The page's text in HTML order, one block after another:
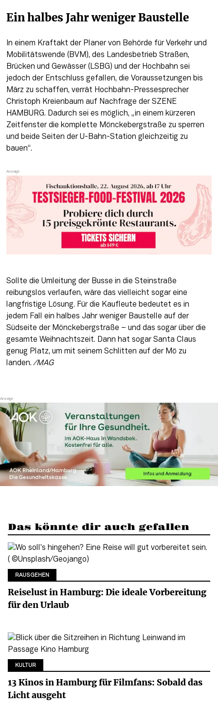
Ein halbes Jahr weniger Baustelle
In einem Kraftakt der Planer von Behörde für Verkehr und
Mobilitätswende (BVM), des Landesbetrieb Straßen,
Brücken und Gewässer (LSBG) und der Hochbahn sei
jedoch der Entschluss gefallen, die Voraussetzungen bis
März zu schaffen, verrät Hochbahn-Pressesprecher
Christoph Kreienbaum auf Nachfrage der SZENE
HAMBURG. Dadurch sei es möglich, „in einem kürzeren
Zeitfenster die komplette Mönckebergstraße zu sperren
und beide Seiten der U-Bahn-Station gleichzeitig zu
bauen“.
Sollte die Umleitung der Busse in die Steinstraße
reibungslos verlaufen, wäre das vielleicht sogar eine
langfristige Lösung. Für die Kaufleute bedeutet es in
jedem Fall ein halbes Jahr weniger Baustelle auf der
Südseite der Mönckebergstraße – und das sogar über die
gesamte Weihnachtszeit. Dann hat sogar Santa Claus
genug Platz, um mit seinem Schlitten auf der Mö zu
landen. /MAG
Das könnte dir auch gefallen
RAUSGEHEN
Reiselust in Hamburg: Die ideale Vorbereitung
für den Urlaub
KULTUR
13 Kinos in Hamburg für Filmfans: Sobald das
Licht ausgeht